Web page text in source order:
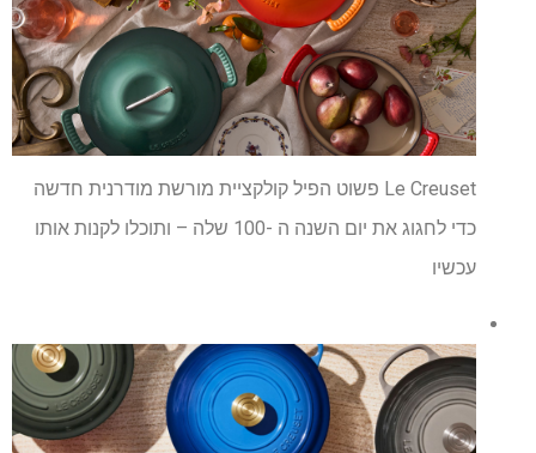
Le Creuset פשוט הפיל קולקציית מורשת מודרנית חדשה
כדי לחגוג את יום השנה ה -100 שלה – ותוכלו לקנות אותו
עכשיו